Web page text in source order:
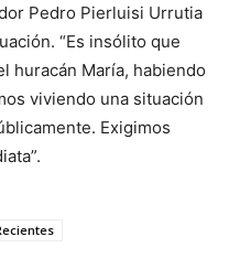
Pedro Pierluisi Urrutia
“Es insólito que
huracán María, habiendo
viviendo una situación
Exigimos